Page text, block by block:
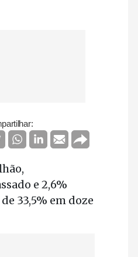
e 2,6%
33,5% em doze